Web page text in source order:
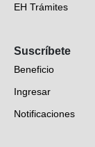
EH Trámites
EH Verifica
Fotogalerías
Deportes
Videos
Suscríbete
Beneficio
Ingresar
Notificaciones